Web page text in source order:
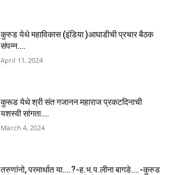
कुरुड येथे महाविकास (इंडिया )आघाडीची प्रचार बैठक
संपन्न….
April 11, 2024
कुरूड येथे श्री संत गजानन महाराज प्रकटदिनाची
यशस्वी सांगता….
March 4, 2024
तरुणांनो, परमार्थात या….?-ह.भ.प.लीना बागडे….-कुरुड